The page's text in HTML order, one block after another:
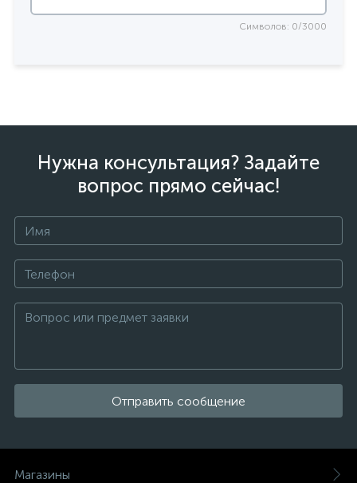
Символов: 0/3000
Нужна консультация? Задайте
вопрос прямо сейчас!
Отправить сообщение
Магазины